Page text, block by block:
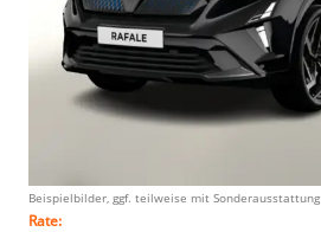
Beispielbilder, ggf. teilweise mit Sonderausstattung
Rate: